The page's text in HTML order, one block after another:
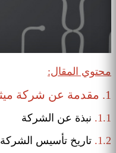
محتوي المقال:
1. مقدمة عن شركة ميثود
1.1. نبذة عن الشركة
1.2. تاريخ تأسيس الشركة